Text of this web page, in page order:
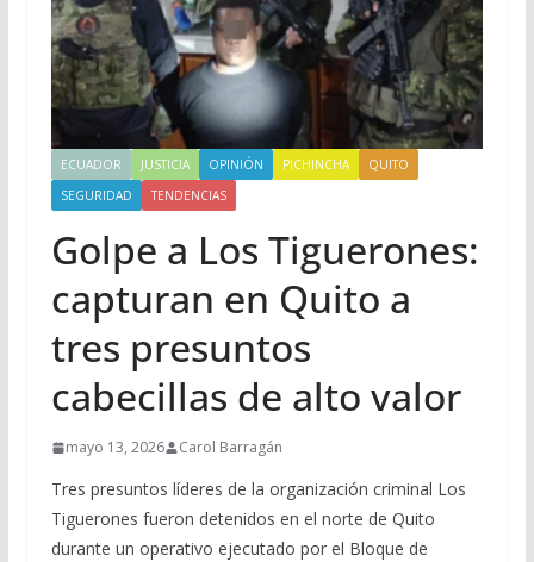
ECUADOR JUSTICIA OPINIÓN PICHINCHA
QUITO
SEGURIDAD
TENDENCIAS
Golpe a Los Tiguerones:
capturan en Quito a
tres presuntos
cabecillas de alto valor
mayo 13, 2026 Carol Barragán
Tres presuntos líderes de la organización criminal Los
Tiguerones fueron detenidos en el norte de Quito
durante un operativo ejecutado por el Bloque de